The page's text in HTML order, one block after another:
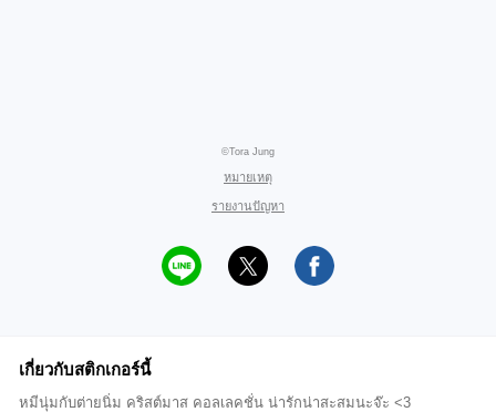
©Tora Jung
หมายเหตุ
รายงานปัญหา
เกี่ยวกับสติกเกอร์นี้
หมีนุ่มกับต่ายนิ่ม คริสต์มาส คอลเลคชั่น น่ารักน่าสะสมนะจ๊ะ <3